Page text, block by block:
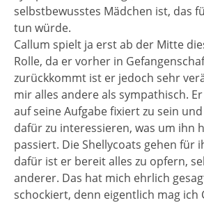
selbstbewusstes Mädchen ist, das
tun würde.
Callum spielt ja erst ab der Mitte
Rolle, da er vorher in
zurückkommt ist er jedoch sehr
mir alles andere als sympathisch.
auf seine Aufgabe fixiert zu sein
dafür zu interessieren, was um ihn
passiert. Die Shellycoats gehen für
dafür ist er bereit alles zu opfern,
anderer. Das hat mich ehrlich
schockiert, denn eigentlich mag ich